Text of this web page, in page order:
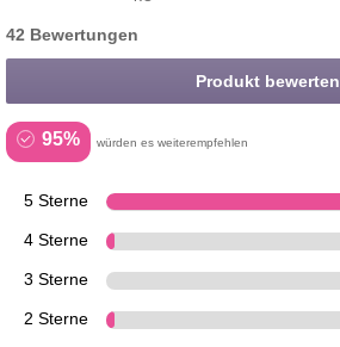
42 Bewertungen
Produkt bewerten
95% würden es weiterempfehlen
5 Sterne
4 Sterne
3 Sterne
2 Sterne